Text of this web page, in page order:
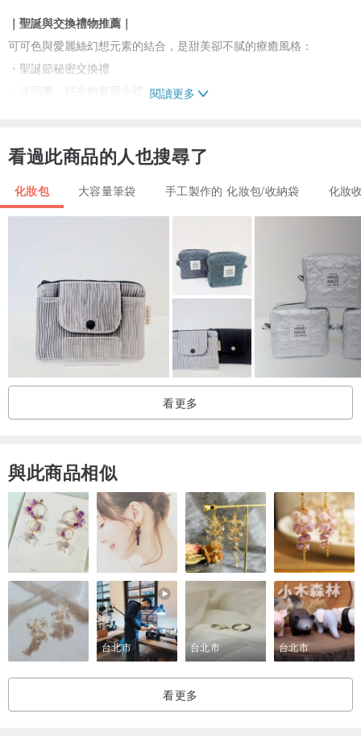
｜聖誕與交換禮物推薦｜
可可色與愛麗絲幻想元素的結合，是甜美卻不膩的療癒風格：
・聖誕節秘密交換禮
・送同事、好友的實用小禮
甜甜的色調與故事感，不挑年齡、不挑對象，冬天收到會特別幸福。
｜尺寸（兩款）｜
親子、姐妹都能共用：兩尺寸搭成套更實用，也更有儀式感。
｜材質｜
表布：純棉印花布＋防潑水聚酯纖維
內襯：鋪棉
裡布：防潑水聚酯纖維
所有布料與配件皆為台灣製，安心耐用。
・柔和可可色 × 童話風愛麗絲圖案：帶著甜暖、卻大人也會喜歡的優
雅感。
・大容量但輕巧：文具、化妝品、工具小物、髮飾都能輕鬆收納。
・大開口設計：一目了然、好找又順手。
・底部＋內裡防水布料：耐用、防潮，水痕一擦即淨。
・鋪棉有挺度：保護內容物，不易變形。
・滑順拉鍊與金屬拉頭：提升質感，孩子也能輕鬆開合。
・手工製作：每一個都帶著手作的溫度與細緻。
｜想要讓你感受到被愛｜You are so loved！
成品收到時，你會聞到淡淡、乾淨清新的肥皂香，
閱讀更多
看過此商品的人也搜尋了
化妝包 大容量筆袋 手工製作的 化妝包/收納袋 化妝
看更多
與此商品相似
台北市 台北市 台北市
看更多